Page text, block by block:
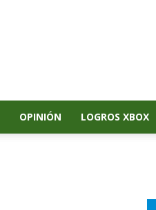
OPINIÓN LOGROS XBOX